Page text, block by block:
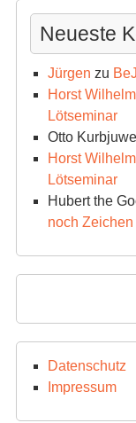
Neueste
Jürgen zu
Horst
Lötseminar
Otto
Horst
Lötseminar
Hubert the
noch
Datenschutz
Impressum